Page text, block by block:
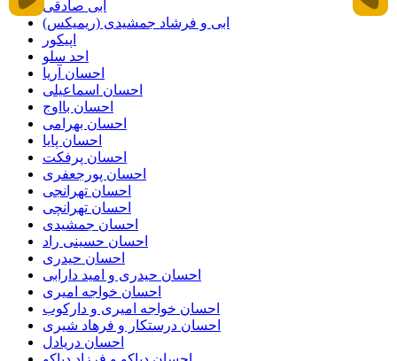
ابی صادقی
ابی و فرشاد جمشیدی (ریمیکس)
اپیکور
احد سلو
احسان آریا
احسان اسماعیلی
احسان بااوج
احسان بهرامی
احسان پایا
احسان پرفکت
احسان پورجعفری
احسان تهرانجی
احسان تهرانچی
احسان جمشیدی
احسان حسینی راد
احسان حیدری
احسان حیدری و امید دارابی
احسان خواجه امیری
احسان خواجه امیری و دارکوب
احسان درستكار و فرهاد شيرى
احسان دریادل